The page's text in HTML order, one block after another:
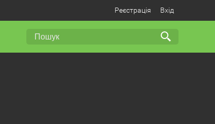
Реєстрація Вхід